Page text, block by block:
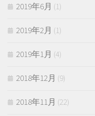
2019年6月 (1)
2019年2月 (1)
2019年1月 (4)
2018年12月 (9)
2018年11月 (22)